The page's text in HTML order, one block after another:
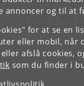
annoncer og til at
for at se en
eller mobil, når
afslå cookies,
som du finder i